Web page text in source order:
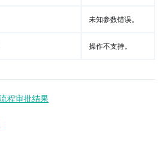
未知参数错误。
操作不支持。
程审批结果